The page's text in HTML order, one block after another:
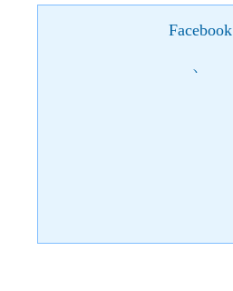
Facebook
)